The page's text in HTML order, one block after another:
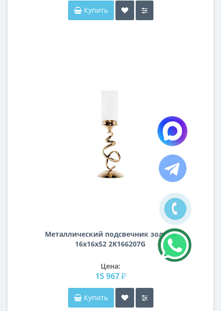
Купить
Металлический подсвечник золото
16х16х52 2K166207G
Цена:
15 967 ₽
Купить